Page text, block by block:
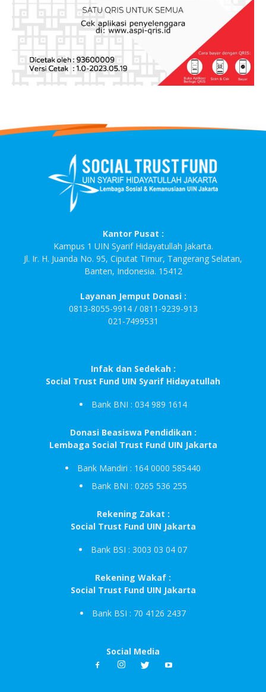
Kantor Pusat :
Kampus 1 UIN Syarif Hidayatullah Jakarta.
Jl. Ir. H. Juanda No. 95, Ciputat Timur, Tangerang Selatan,
Banten, Indonesia. 15412
Layanan Jemput Donasi :
0813-8055-9914 / 0811-9239-913
021-7499531
Infak dan Sedekah :
Social Trust Fund UIN Syarif Hidayatullah
Bank BNI : 034 989 1614
Donasi Beasiswa Pendidikan :
Lembaga Social Trust Fund UIN Jakarta
Bank Mandiri : 164 0000 585440
Bank BNI : 0265 536 255
Rekening Zakat :
Social Trust Fund UIN Jakarta
Bank BSI : 3003 03 04 07
Rekening Wakaf :
Social Trust Fund UIN Jakarta
Bank BSI : 70 4126 2437
Social Media